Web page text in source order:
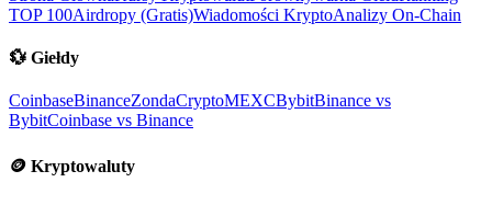
TOP 100Airdropy (Gratis)Wiadomości KryptoAnalizy On-Chain
💱 Giełdy
CoinbaseBinanceZondaCryptoMEXCBybitBinance vs
BybitCoinbase vs Binance
🪙 Kryptowaluty